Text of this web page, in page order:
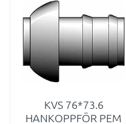
KVS 76*73.6
HANKOPPFÖR PEM